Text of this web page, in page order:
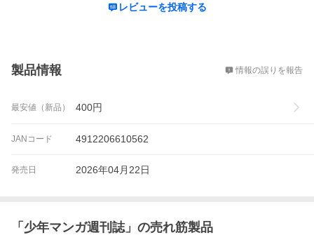
レビューを投稿する
製品情報 情報の誤りを報告
最安値（新品） 400円
JANコード 4912206610562
発売日 2026年04月22日
「 少年マンガ週刊誌」の売れ筋製品